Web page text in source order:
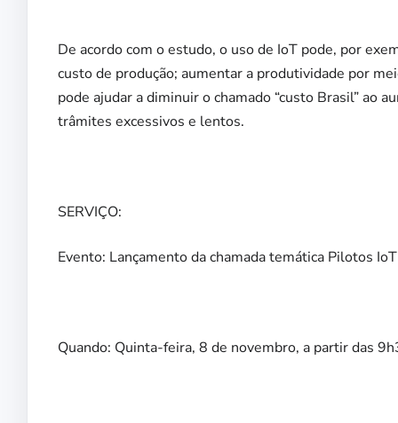
De acordo com o estudo, o uso de IoT pode, por
custo de produção; aumentar a produtividade por
pode ajudar a diminuir o chamado “custo Brasil” ao
trâmites excessivos e lentos.
SERVIÇO:
Evento: Lançamento da chamada temática Pilotos
Quando: Quinta-feira, 8 de novembro, a partir das